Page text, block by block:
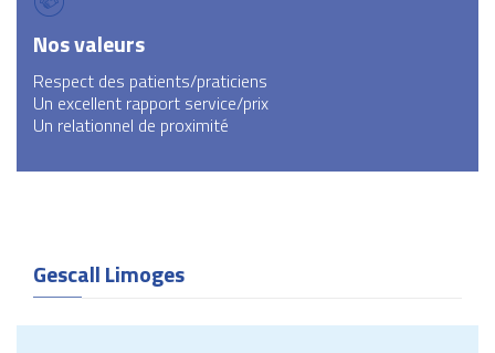
Nos valeurs
Respect des patients/praticiens
Un excellent rapport service/prix
Un relationnel de proximité
Gescall Limoges